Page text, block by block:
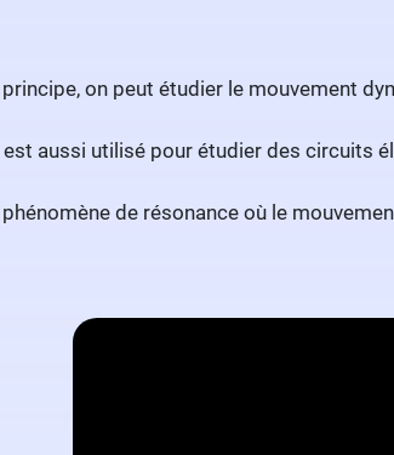
principe, on peut étudier le mouvement
est aussi utilisé pour étudier des circuits
de résonance où le